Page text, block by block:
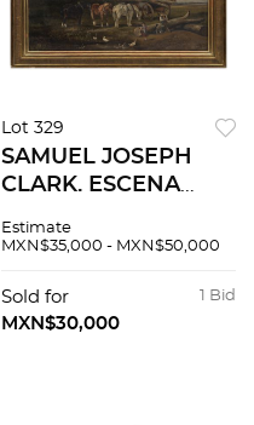
Lot 329
SAMUEL JOSEPH
CLARK. ESCENA
CABALLOS. Óleo
al frente “S. J. Clark”.
77 x 128 cm.
Estimate
MXN$35,000 - MXN$50,000
1 Bid
Sold for
MXN$30,000